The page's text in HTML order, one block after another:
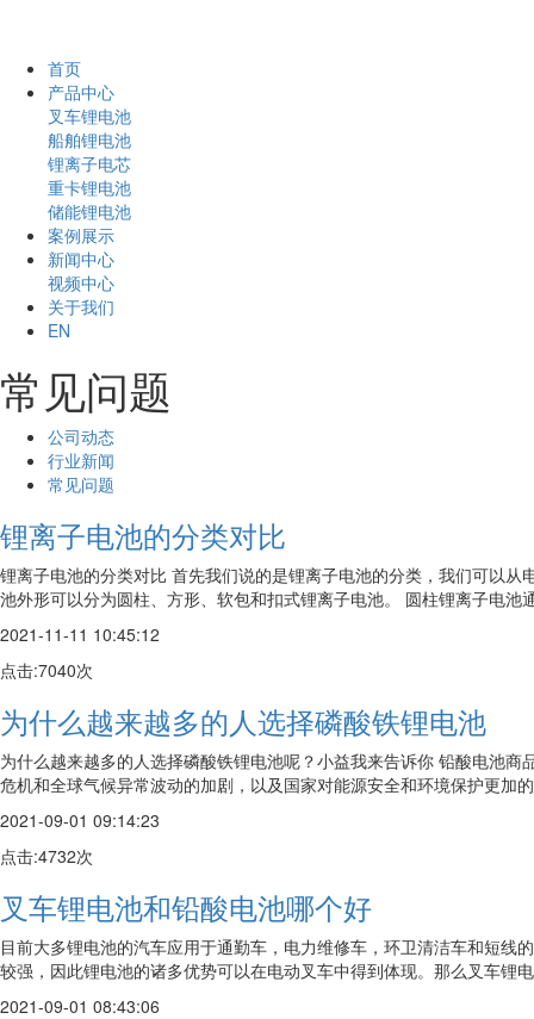
首页
产品中心
叉车锂电池
船舶锂电池
锂离子电芯
重卡锂电池
储能锂电池
案例展示
新闻中心
视频中心
关于我们
EN
常见问题
公司动态
行业新闻
常见问题
锂离子电池的分类对比
锂离子电池的分类对比 首先我们说的是锂离子电池的分类，我们可以
池外形可以分为圆柱、方形、软包和扣式锂离子电池。 圆柱锂离子电
2021-11-11 10:45:12
点击:7040次
为什么越来越多的人选择磷酸铁锂电池
为什么越来越多的人选择磷酸铁锂电池呢？小益我来告诉你 铅酸电池
危机和全球气候异常波动的加剧，以及国家对能源安全和环境保护更加
2021-09-01 09:14:23
点击:4732次
叉车锂电池和铅酸电池哪个好
目前大多锂电池的汽车应用于通勤车，电力维修车，环卫清洁车和短
较强，因此锂电池的诸多优势可以在电动叉车中得到体现。那么叉车锂
2021-09-01 08:43:06